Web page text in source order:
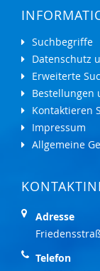
Suchbegriffe
Datenschutz
Erweiterte
Bestellungen
Kontaktieren
Impressum
Allgemeine
Adresse
Telefon